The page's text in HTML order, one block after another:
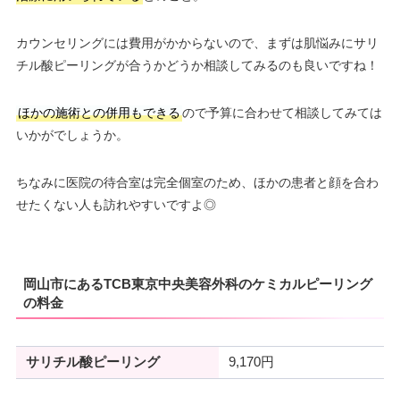
カウンセリングには費用がかからないので、まずは肌悩みにサリ
チル酸ピーリングが合うかどうか相談してみるのも良いですね！
ほかの施術との併用もできるので予算に合わせて相談してみては
いかがでしょうか。
ちなみに医院の待合室は完全個室のため、ほかの患者と顔を合わ
せたくない人も訪れやすいですよ◎
岡山市にあるTCB東京中央美容外科のケミカルピーリング
の料金
サリチル酸ピーリング 9,170円